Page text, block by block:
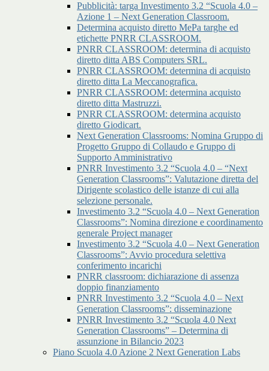
Pubblicità: targa Investimento 3.2 “Scuola 4.0 –
Azione 1 – Next Generation Classroom.
Determina acquisto diretto MePa targhe ed
etichette PNRR CLASSROOM.
PNRR CLASSROOM: determina di acquisto
diretto ditta ABS Computers SRL.
PNRR CLASSROOM: determina di acquisto
diretto ditta La Meccanografica.
PNRR CLASSROOM: determina acquisto
diretto ditta Mastruzzi.
PNRR CLASSROOM: determina acquisto
diretto Giodicart.
Next Generation Classrooms: Nomina Gruppo di
Progetto Gruppo di Collaudo e Gruppo di
Supporto Amministrativo
PNRR Investimento 3.2 “Scuola 4.0 – “Next
Generation Classrooms”: Valutazione diretta del
Dirigente scolastico delle istanze di cui alla
selezione personale.
Investimento 3.2 “Scuola 4.0 – Next Generation
Classrooms”: Nomina direzione e coordinamento
generale Project manager
Investimento 3.2 “Scuola 4.0 – Next Generation
Classrooms”: Avvio procedura selettiva
conferimento incarichi
PNRR classroom: dichiarazione di assenza
doppio finanziamento
PNRR Investimento 3.2 “Scuola 4.0 – Next
Generation Classrooms”: disseminazione
PNRR Investimento 3.2 “Scuola 4.0 Next
Generation Classrooms” – Determina di
assunzione in Bilancio 2023
Piano Scuola 4.0 Azione 2 Next Generation Labs